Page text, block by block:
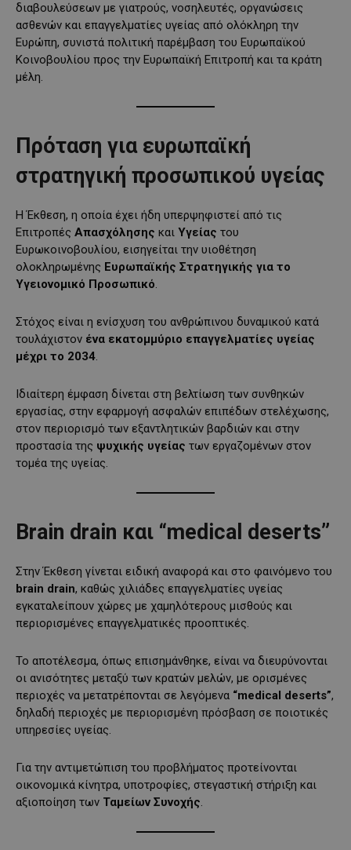
διαβουλεύσεων με γιατρούς, νοσηλευτές, οργανώσεις
ασθενών και επαγγελματίες υγείας από ολόκληρη την
Ευρώπη, συνιστά πολιτική παρέμβαση του Ευρωπαϊκού
Κοινοβουλίου προς την Ευρωπαϊκή Επιτροπή και τα κράτη
μέλη.
Πρόταση για ευρωπαϊκή
στρατηγική προσωπικού υγείας
Η Έκθεση, η οποία έχει ήδη υπερψηφιστεί από τις
Επιτροπές Απασχόλησης και Υγείας του
Ευρωκοινοβουλίου, εισηγείται την υιοθέτηση
ολοκληρωμένης Ευρωπαϊκής Στρατηγικής για το
Υγειονομικό Προσωπικό.
Στόχος είναι η ενίσχυση του ανθρώπινου δυναμικού κατά
τουλάχιστον ένα εκατομμύριο επαγγελματίες υγείας
μέχρι το 2034.
Ιδιαίτερη έμφαση δίνεται στη βελτίωση των συνθηκών
εργασίας, στην εφαρμογή ασφαλών επιπέδων στελέχωσης,
στον περιορισμό των εξαντλητικών βαρδιών και στην
προστασία της ψυχικής υγείας των εργαζομένων στον
τομέα της υγείας.
Brain drain και “medical deserts”
Στην Έκθεση γίνεται ειδική αναφορά και στο φαινόμενο του
brain drain, καθώς χιλιάδες επαγγελματίες υγείας
εγκαταλείπουν χώρες με χαμηλότερους μισθούς και
περιορισμένες επαγγελματικές προοπτικές.
Το αποτέλεσμα, όπως επισημάνθηκε, είναι να διευρύνονται
οι ανισότητες μεταξύ των κρατών μελών, με ορισμένες
περιοχές να μετατρέπονται σε λεγόμενα “medical deserts”,
δηλαδή περιοχές με περιορισμένη πρόσβαση σε ποιοτικές
υπηρεσίες υγείας.
Για την αντιμετώπιση του προβλήματος προτείνονται
οικονομικά κίνητρα, υποτροφίες, στεγαστική στήριξη και
αξιοποίηση των Ταμείων Συνοχής.